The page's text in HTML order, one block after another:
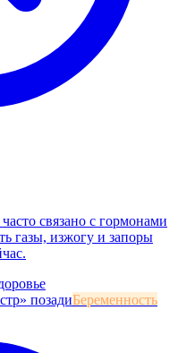
связано с гормонами
газы, изжогу и запоры
Беременность